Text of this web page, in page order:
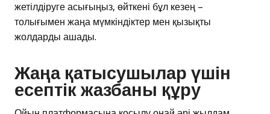
жетілдіруге асығыңыз, өйткені бұл кезең –
толығымен жаңа мүмкіндіктер мен қызықты
жолдарды ашады.
Жаңа қатысушылар үшін
есептік жазбаны құру